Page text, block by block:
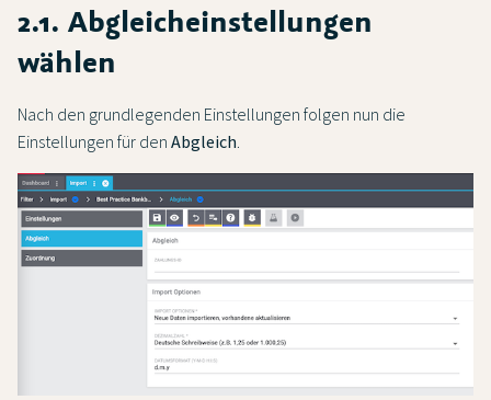
2.1. Abgleicheinstellungen
wählen
Nach den grundlegenden Einstellungen folgen nun die
Einstellungen für den Abgleich.